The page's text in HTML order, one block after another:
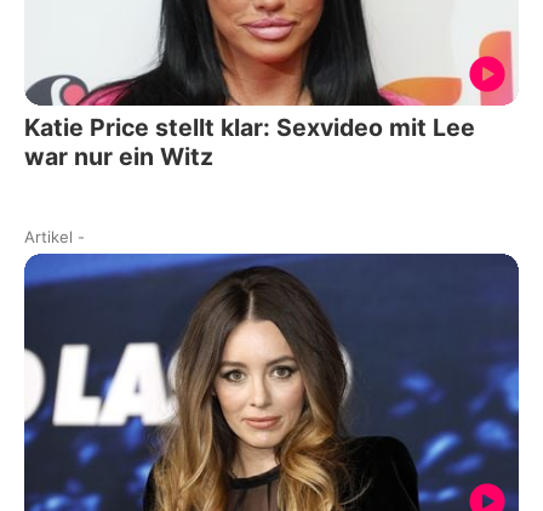
Katie Price stellt klar: Sexvideo mit Lee
war nur ein Witz
Artikel -